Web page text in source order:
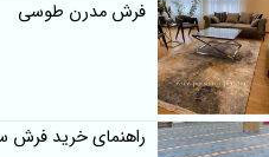
فرش مدرن طوسی
راهنمای خرید فرش